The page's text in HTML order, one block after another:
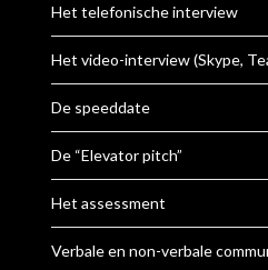
Het telefonische interview
Het video-interview (Skype,
De speeddate
De “Elevator pitch”
Het assessment
Verbale en non-verbale